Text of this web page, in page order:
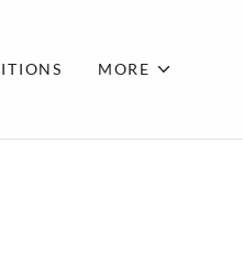
MORE